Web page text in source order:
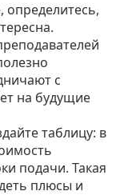
определитесь,
с
на будущие
таблицу: в
подачи. Такая
плюсы и